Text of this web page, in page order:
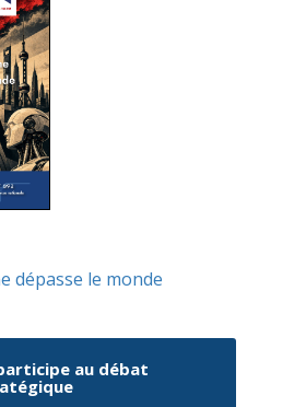
dépasse le monde
au débat